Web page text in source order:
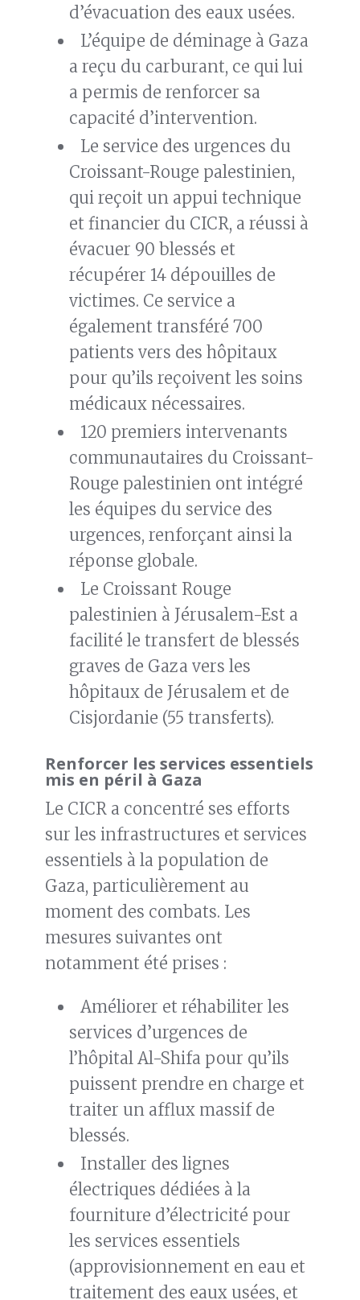
d’évacuation des eaux usées.
L’équipe de déminage à Gaza
a reçu du carburant, ce qui lui
a permis de renforcer sa
capacité d’intervention.
Le service des urgences du
Croissant-Rouge palestinien,
qui reçoit un appui technique
et financier du CICR, a réussi à
évacuer 90 blessés et
récupérer 14 dépouilles de
victimes. Ce service a
également transféré 700
patients vers des hôpitaux
pour qu’ils reçoivent les soins
médicaux nécessaires.
120 premiers intervenants
communautaires du Croissant-
Rouge palestinien ont intégré
les équipes du service des
urgences, renforçant ainsi la
réponse globale.
Le Croissant Rouge
palestinien à Jérusalem-Est a
facilité le transfert de blessés
graves de Gaza vers les
hôpitaux de Jérusalem et de
Cisjordanie (55 transferts).
Renforcer les services essentiels
mis en péril à Gaza
Le CICR a concentré ses efforts
sur les infrastructures et services
essentiels à la population de
Gaza, particulièrement au
moment des combats. Les
mesures suivantes ont
notamment été prises :
Améliorer et réhabiliter les
services d’urgences de
l’hôpital Al-Shifa pour qu’ils
puissent prendre en charge et
traiter un afflux massif de
blessés.
Installer des lignes
électriques dédiées à la
fourniture d’électricité pour
les services essentiels
(approvisionnement en eau et
traitement des eaux usées, et